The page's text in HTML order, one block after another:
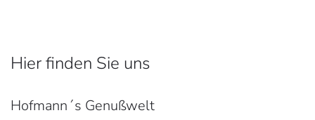
Hier finden Sie uns
Hofmann´s Genußwelt